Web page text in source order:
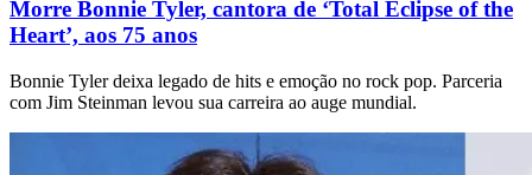
Morre Bonnie Tyler, cantora de ‘Total Eclipse of the
Heart’, aos 75 anos
Bonnie Tyler deixa legado de hits e emoção no rock pop. Parceria
com Jim Steinman levou sua carreira ao auge mundial.